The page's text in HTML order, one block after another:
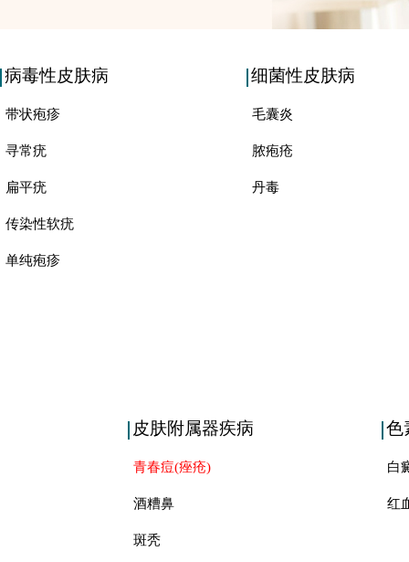
病毒性皮肤病
带状疱疹
寻常疣
扁平疣
传染性软疣
单纯疱疹
细菌性皮肤病
毛囊炎
脓疱疮
丹毒
皮肤附属器疾病
青春痘(痤疮)
酒糟鼻
斑秃
色
白
红